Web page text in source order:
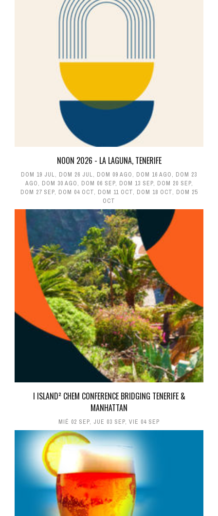
NOON 2026 - LA LAGUNA, TENERIFE
DOM 19 JUL, DOM 26 JUL, DOM 09 AGO, DOM 16 AGO, DOM 23
AGO, DOM 30 AGO, DOM 06 SEP, DOM 13 SEP, DOM 20 SEP,
DOM 27 SEP, DOM 04 OCT, DOM 11 OCT, DOM 18 OCT, DOM 25
OCT
I ISLAND² CHEM CONFERENCE BRIDGING TENERIFE &
MANHATTAN
MIÉ 02 SEP, JUE 03 SEP, VIE 04 SEP